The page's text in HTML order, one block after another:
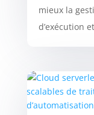
mieux la
d’exécution